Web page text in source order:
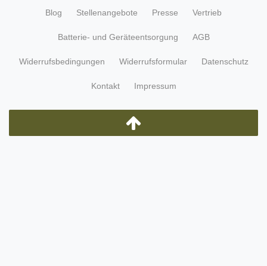
Blog Stellenangebote Presse Vertrieb
Batterie- und Geräteentsorgung AGB
Widerrufsbedingungen Widerrufsformular Datenschutz
Kontakt Impressum